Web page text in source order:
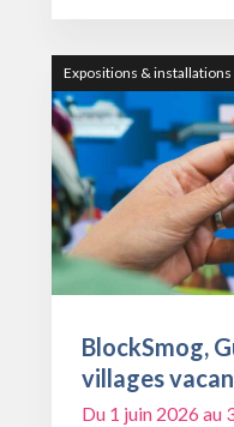
Expositions & installations
BlockSmog,
villages
Du 1 juin 2026 au